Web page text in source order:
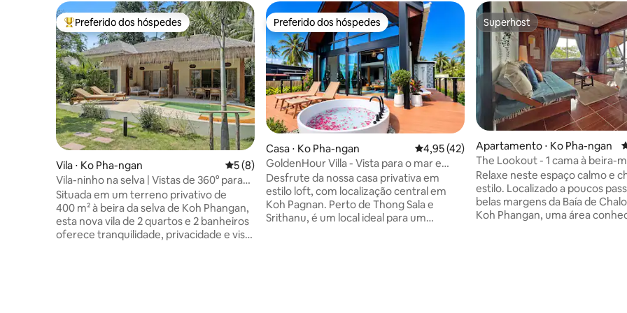
Entre os melhores preferidos dos hóspedes
Preferido dos hóspedes
Vila ⋅ Ko Pha-ngan 5 de uma avaliação média de 5, 8 avaliações
5 (8)
Vila-ninho na selva | Vistas de 360° para
as palmeiras | Sons da natureza
Situada em um terreno privativo de
400 m² à beira da selva de Koh Phangan,
esta nova vila de 2 quartos e 2 banheiros
oferece tranquilidade, privacidade e vista
Preferido dos hóspedes
Preferido dos hóspedes
Casa ⋅ Ko Pha-ngan 4,95 de uma avaliação média de 5, 42
4,95 (42)
GoldenHour Villa - Vista para o mar e
jacuzzi ao pôr do sol
Desfrute da nossa casa privativa em
estilo loft, com localização central em
Koh Pagnan. Perto de Thong Sala e
Srithanu, é um local ideal para um
Superhost
Superhost
Apartamento ⋅ Ko Pha-ngan
The Lookout - 1 cama à beira-
vista para o mar incrível!
Relaxe neste espaço calmo e
estilo. Localizado a poucos
belas margens da Baía de
Koh Phangan, uma área